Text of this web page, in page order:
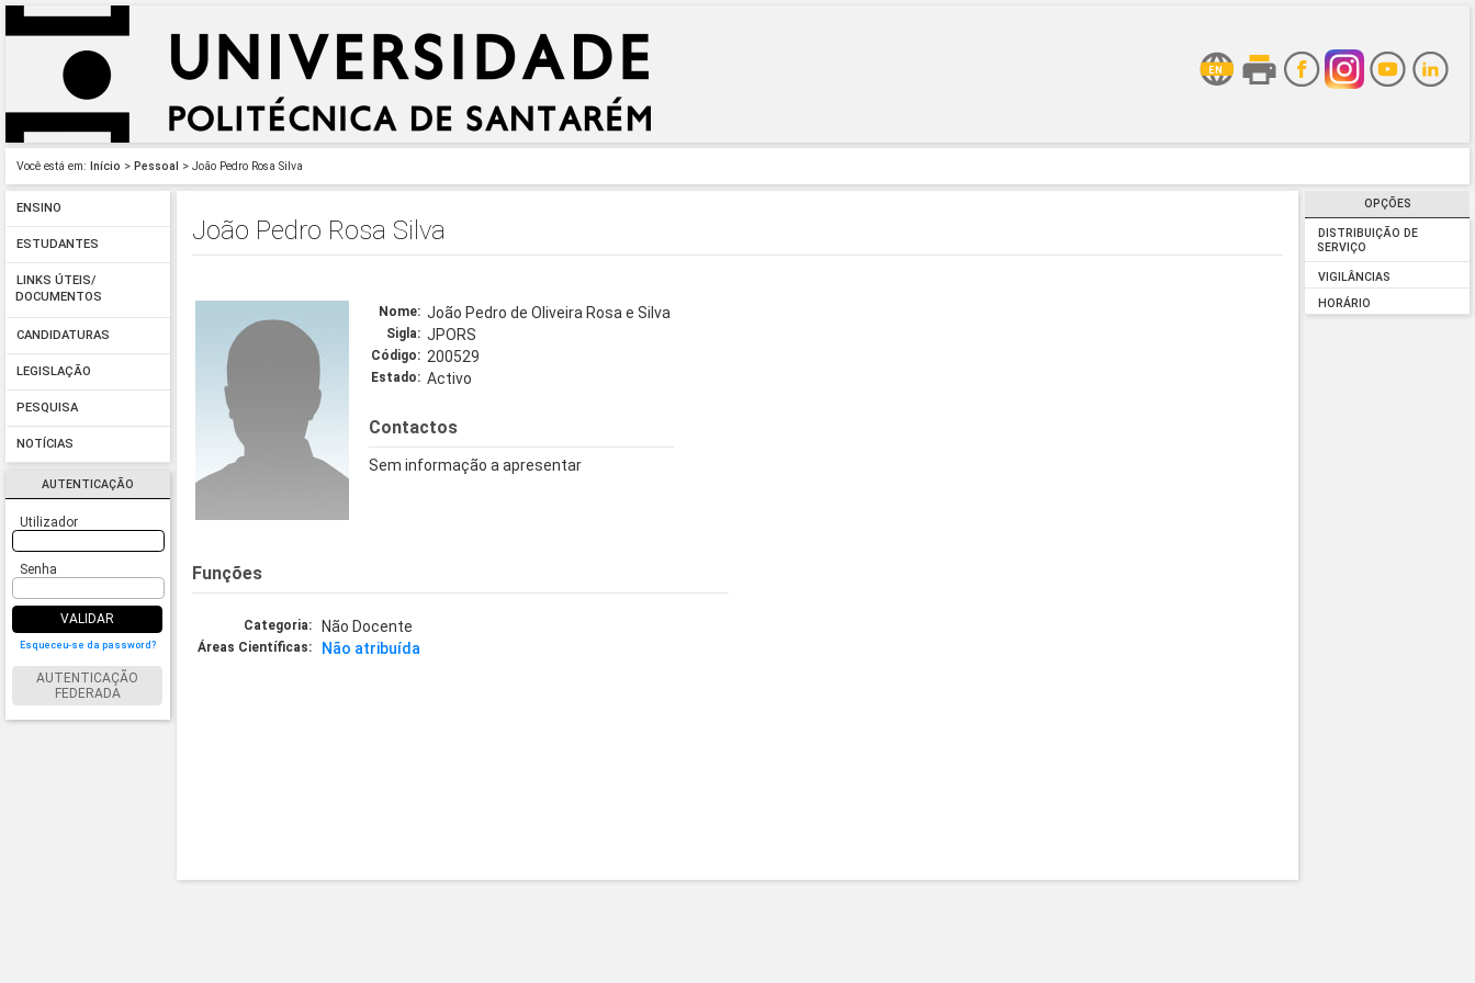
Você está em: Início > Pessoal > João Pedro Rosa Silva
ENSINO
ESTUDANTES
LINKS ÚTEIS/
DOCUMENTOS
CANDIDATURAS
LEGISLAÇÃO
PESQUISA
NOTÍCIAS
AUTENTICAÇÃO
Utilizador
Senha
VALIDAR
Esqueceu-se da password?
AUTENTICAÇÃO
FEDERADA
OPÇÕES
DISTRIBUIÇÃO DE
SERVIÇO
VIGILÂNCIAS
HORÁRIO
João Pedro Rosa Silva
Nome: João Pedro de Oliveira Rosa e Silva
Sigla: JPORS
Código: 200529
Estado: Activo
Contactos
Sem informação a apresentar
Funções
Categoria: Não Docente
Áreas Científicas: Não atribuída